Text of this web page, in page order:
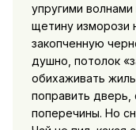
упругими
щетину изморози
закопченную
душно, потолок
обихаживать
поправить дверь,
поперечины. Но